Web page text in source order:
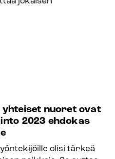
nuoret ovat
2023 ehdokas
olisi tärkeä